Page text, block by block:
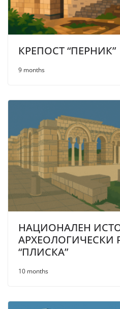
КРЕПОСТ “ПЕРНИК”
9 months
НАЦИОНАЛЕН
АРХЕОЛОГИЧЕСКИ
“ПЛИСКА”
10 months